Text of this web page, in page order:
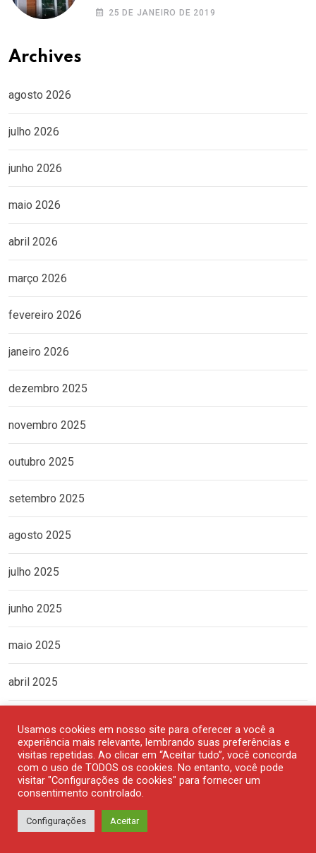
25 DE JANEIRO DE 2019
Archives
agosto 2026
julho 2026
junho 2026
maio 2026
abril 2026
março 2026
fevereiro 2026
janeiro 2026
dezembro 2025
novembro 2025
outubro 2025
setembro 2025
agosto 2025
julho 2025
junho 2025
maio 2025
abril 2025
fevereiro 2025
janeiro 2025
dezembro 2024
Usamos cookies em nosso site para oferecer a você a
experiência mais relevante, lembrando suas preferências e
visitas repetidas. Ao clicar em “Aceitar tudo”, você concorda
com o uso de TODOS os cookies. No entanto, você pode
visitar "Configurações de cookies" para fornecer um
consentimento controlado.
Configurações Aceitar